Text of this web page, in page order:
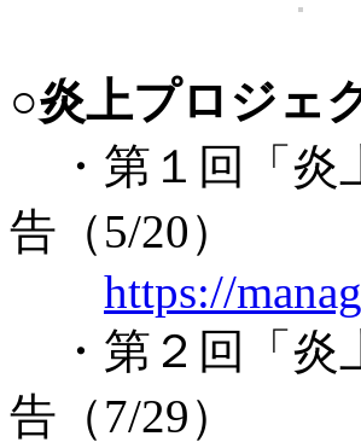
○炎上プロジェ
・第１回「炎
告（5/20）
https://
・第２回「炎
告（7/29）